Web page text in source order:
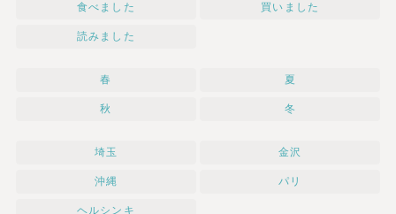
食べました 買いました
読みました
春 夏
秋 冬
埼玉 金沢
沖縄 パリ
ヘルシンキ